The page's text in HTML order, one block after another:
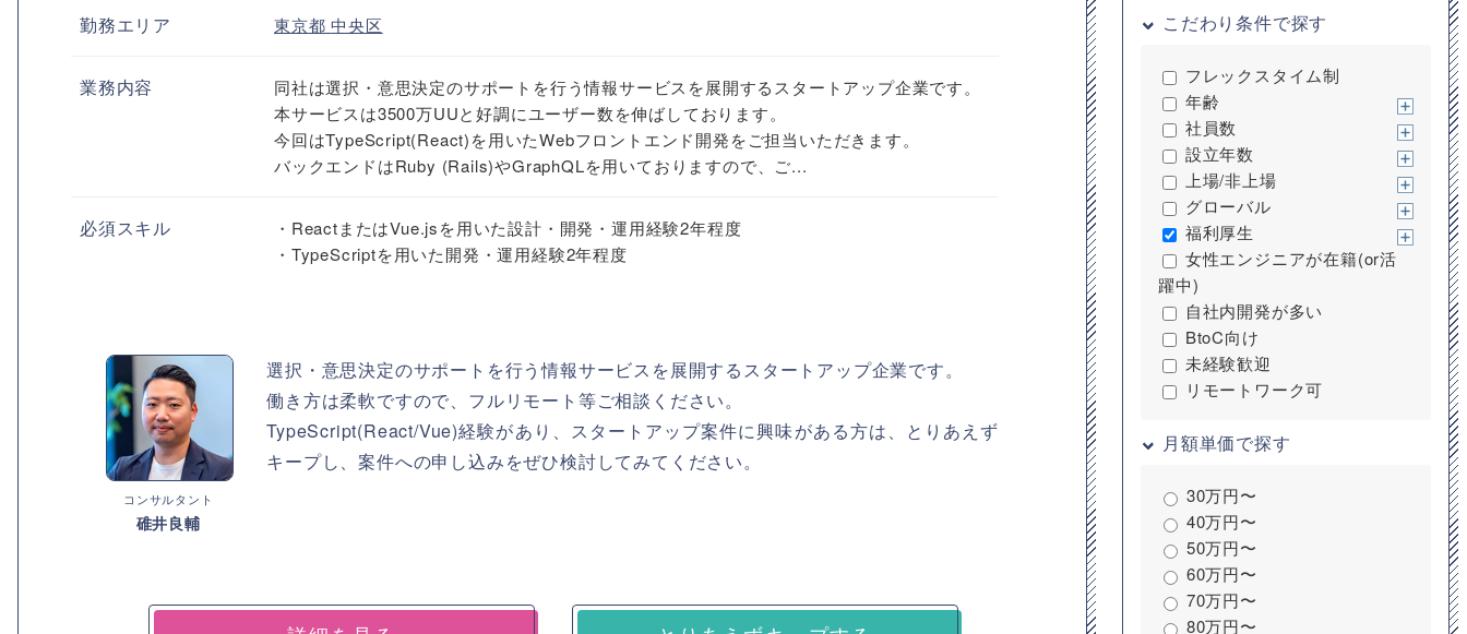
勤務エリア 東京都中央区
業務内容
同社は選択・意思決定のサポートを行う情報サービスを展開するスタートアップ企業です。
本サービスは3500万UUと好調にユーザー数を伸ばしております。
今回はTypeScript(React)を用いたWebフロントエンド開発をご担当いただきます。
バックエンドはRuby (Rails)やGraphQLを用いておりますので、ご...
必須スキル
・ReactまたはVue.jsを用いた設計・開発・運用経験2年程度
・TypeScriptを用いた開発・運用経験2年程度
コンサルタント
碓井良輔
選択・意思決定のサポートを行う情報サービスを展開するスタートアップ企業です。
働き方は柔軟ですので、フルリモート等ご相談ください。
TypeScript(React/Vue)経験があり、スタートアップ案件に興味がある方は、とりあえず
キープし、案件への申し込みをぜひ検討してみてください。
こだわり条件で探す
フレックスタイム制
年齢
社員数
設立年数
上場/非上場
グローバル
福利厚生
女性エンジニアが在籍(or活
躍中)
自社内開発が多い
BtoC向け
未経験歓迎
リモートワーク可
月額単価で探す
30万円〜
40万円〜
50万円〜
60万円〜
70万円〜
80万円〜